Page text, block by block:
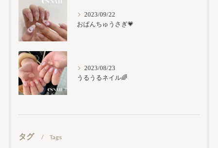
2023/09/22
おぱんちゅうさぎ💗
2023/08/23
うるうるネイル🌈
タグ Tags